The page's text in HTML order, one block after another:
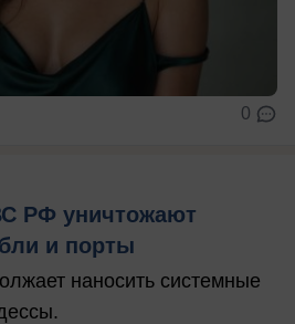
0
РФ уничтожают
и порты
наносить системные